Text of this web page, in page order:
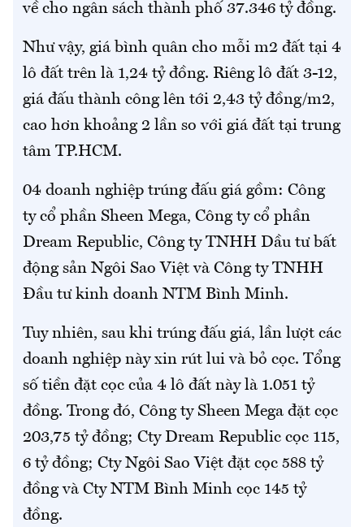
về cho ngân sách thành phố 37.346 tỷ đồng.
Như vậy, giá bình quân cho mỗi m2 đất tại 4
lô đất trên là 1,24 tỷ đồng. Riêng lô đất 3-12,
giá đấu thành công lên tới 2,43 tỷ đồng/m2,
cao hơn khoảng 2 lần so với giá đất tại trung
tâm TP.HCM.
04 doanh nghiệp trúng đấu giá gồm: Công
ty cổ phần Sheen Mega, Công ty cổ phần
Dream Republic, Công ty TNHH Dầu tư bất
động sản Ngôi Sao Việt và Công ty TNHH
Đầu tư kinh doanh NTM Bình Minh.
Tuy nhiên, sau khi trúng đấu giá, lần lượt các
doanh nghiệp này xin rút lui và bỏ cọc. Tổng
số tiền đặt cọc của 4 lô đất này là 1.051 tỷ
đồng. Trong đó, Công ty Sheen Mega đặt cọc
203,75 tỷ đồng; Cty Dream Republic cọc 115,
6 tỷ đồng; Cty Ngôi Sao Việt đặt cọc 588 tỷ
đồng và Cty NTM Bình Minh cọc 145 tỷ
đồng.